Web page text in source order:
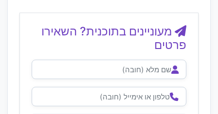
מעוניינים בתוכנית? השאירו
פרטים